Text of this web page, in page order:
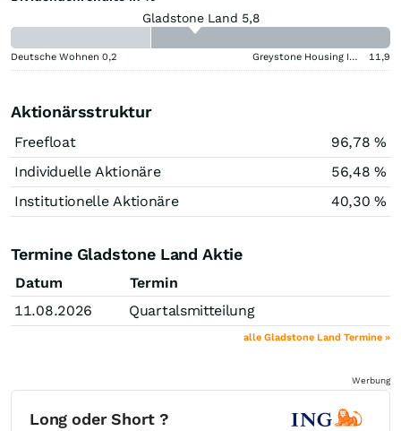
Gladstone Land 5,8
Deutsche Wohnen 0,2 Greystone Housing Impact Investors LP Benef Unit Cert 11,9
Aktionärsstruktur
Freefloat
96,78 %
Individuelle Aktionäre
56,48 %
Institutionelle Aktionäre
40,30 %
Termine Gladstone Land Aktie
Datum
Termin
11.08.2026
Quartalsmitteilung
alle Gladstone Land Termine »
Werbung
Long oder Short ?